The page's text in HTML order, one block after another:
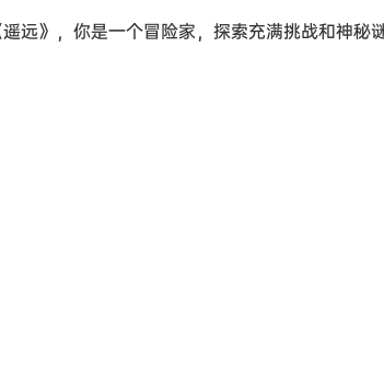
远》，你是一个冒险家，探索充满挑战和神秘